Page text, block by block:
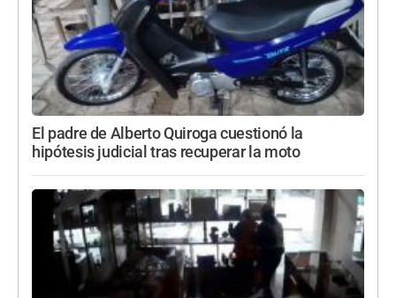
El padre de Alberto Quiroga cuestionó la
hipótesis judicial tras recuperar la moto